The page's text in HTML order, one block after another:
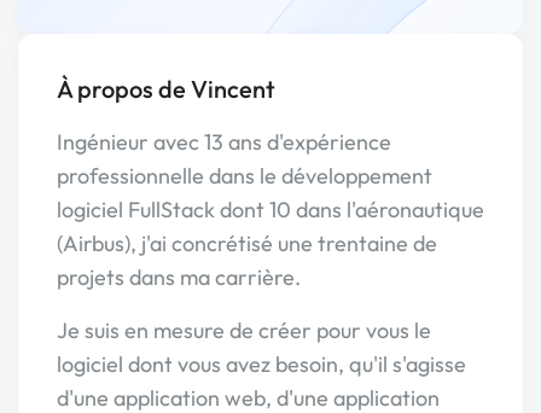
À propos de Vincent
Ingénieur avec 13 ans d'expérience
professionnelle dans le développement
logiciel FullStack dont 10 dans l'aéronautique
(Airbus), j'ai concrétisé une trentaine de
projets dans ma carrière.
Je suis en mesure de créer pour vous le
logiciel dont vous avez besoin, qu'il s'agisse
d'une application web, d'une application